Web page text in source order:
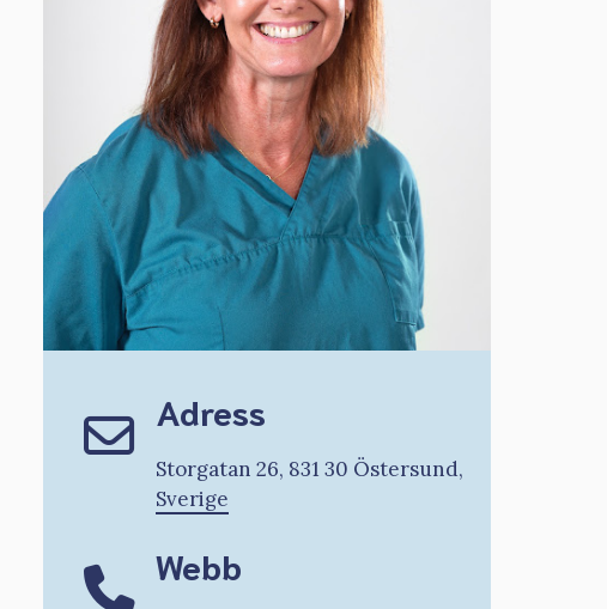
Adress
Storgatan 26, 831 30 Östersund,
Sverige
Webb